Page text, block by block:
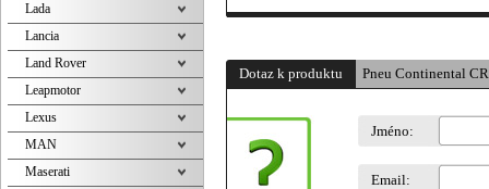
Dotaz k produktu Pneu Continental
Jméno:
Email:
Lada
Lancia
Land Rover
Leapmotor
Lexus
MAN
Maserati